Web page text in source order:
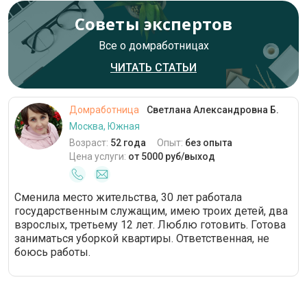
Советы экспертов
Все о домработницах
ЧИТАТЬ СТАТЬИ
Домработница
Светлана Александровна Б.
Москва, Южная
Возраст: 52 года Опыт: без опыта
Цена услуги: от 5000 руб/выход
Сменила место жительства, 30 лет работала
государственным служащим, имею троих детей, два
взрослых, третьему 12 лет. Люблю готовить. Готова
заниматься уборкой квартиры. Ответственная, не
боюсь работы.